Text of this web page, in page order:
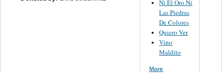
Ni El Oro Ni
Las Piedras
De Colores
Quiero Ver
Vino
Maldito
More